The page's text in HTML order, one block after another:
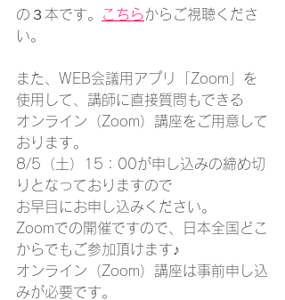
の３本です。 こちらからご視聴くださ
い。
また、WEB会議用アプリ「Zoom」を
使用して、講師に直接質問もできる
オンライン（Zoom）講座をご用意して
おります。
8/5（土）15：00が申し込みの締め切
りとなっておりますので
お早目にお申し込みください。
Zoomでの開催ですので、日本全国どこ
からでもご参加頂けます♪
オンライン（Zoom）講座は事前申し込
みが必要です。